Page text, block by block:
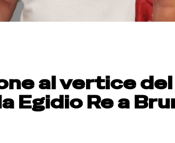
al vertice del
Egidio Re a